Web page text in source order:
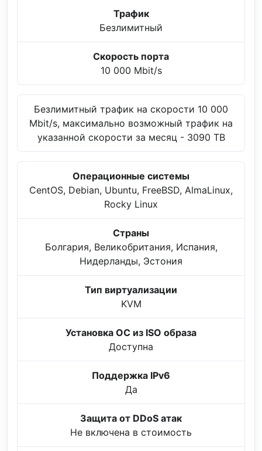
Трафик
Безлимитный
Скорость порта
10 000 Mbit/s
Безлимитный трафик на скорости 10 000
Mbit/s, максимально возможный трафик на
указанной скорости за месяц - 3090 TB
Операционные системы
CentOS, Debian, Ubuntu, FreeBSD, AlmaLinux,
Rocky Linux
Страны
Болгария, Великобритания, Испания,
Нидерланды, Эстония
Тип виртуализации
KVM
Установка ОС из ISO образа
Доступна
Поддержка IPv6
Да
Защита от DDoS атак
Не включена в стоимость